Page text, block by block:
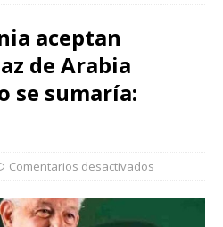
aceptan
de Arabia
se sumaría:
Comentarios desactivados